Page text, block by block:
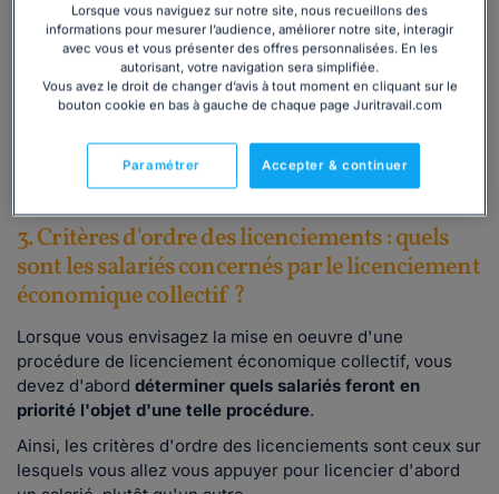
Posez gratuitement votre première question à
l’un de nos juristes ! Il vous fournira une
réponse écrite et sourcée sous 48h.
Contacter un juriste
3. Critères d'ordre des licenciements : quels
sont les salariés concernés par le licenciement
économique collectif ?
Lorsque vous envisagez la mise en oeuvre d'une
procédure de licenciement économique collectif, vous
devez d'abord déterminer quels salariés feront en
priorité l'objet d'une telle procédure.
Ainsi, les critères d'ordre des licenciements sont ceux sur
lesquels vous allez vous appuyer pour licencier d'abord
Lorsque vous naviguez sur notre site, nous recueillons des
informations pour mesurer l’audience, améliorer notre site, interagir
avec vous et vous présenter des offres personnalisées. En les
autorisant, votre navigation sera simplifiée.
Vous avez le droit de changer d’avis à tout moment en cliquant sur le
bouton cookie en bas à gauche de chaque page Juritravail.com
Accepter & continuer
Paramétrer